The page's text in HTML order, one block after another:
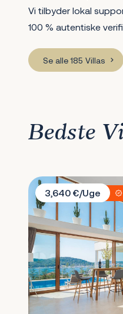
Vi tilbyder lokal
100 % autentiske
Se alle 185 Villas
Bedste
Villa Jasmin
3,640 €/Uge